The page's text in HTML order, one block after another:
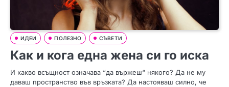
ИДЕИ ПОЛЕЗНО СЪВЕТИ
Как и кога една жена си го иска
И какво всъщност означава “да вържеш“ някого? Да не му
даваш пространство във връзката? Да настояваш силно, че